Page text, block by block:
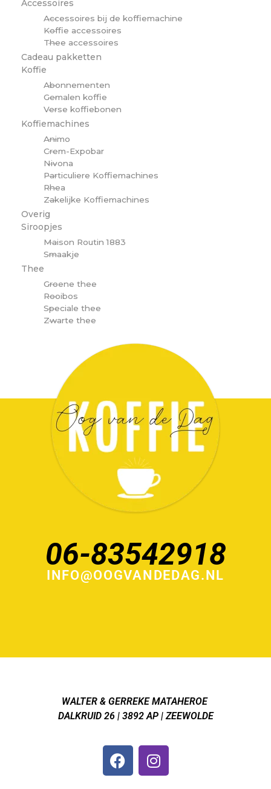
Accessoires
Accessoires bij de koffiemachine
Koffie accessoires
Thee accessoires
Cadeau pakketten
Koffie
Abonnementen
Gemalen koffie
Verse koffiebonen
Koffiemachines
Animo
Crem-Expobar
Nivona
Particuliere Koffiemachines
Rhea
Zakelijke Koffiemachines
Overig
Siroopjes
Maison Routin 1883
Smaakje
Thee
Groene thee
Rooibos
Speciale thee
Zwarte thee
06-83542918
INFO@OOGVANDEDAG.NL
WALTER & GERREKE MATAHEROE
DALKRUID 26 | 3892 AP | ZEEWOLDE